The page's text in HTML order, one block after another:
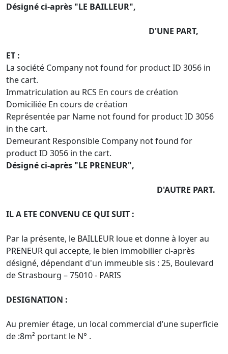
Désigné ci-après "LE BAILLEUR",
D'UNE PART,
ET :
La société Company not found for product ID 3056 in
the cart.
Immatriculation au RCS En cours de création
Domiciliée En cours de création
Représentée par Name not found for product ID 3056
in the cart.
Demeurant Responsible Company not found for
product ID 3056 in the cart.
Désigné ci-après "LE PRENEUR",
D'AUTRE PART.
IL A ETE CONVENU CE QUI SUIT :
Par la présente, le BAILLEUR loue et donne à loyer au
PRENEUR qui accepte, le bien immobilier ci-après
désigné, dépendant d'un immeuble sis : 25, Boulevard
de Strasbourg – 75010 - PARIS
DESIGNATION :
Au premier étage, un local commercial d’une superficie
de :8m² portant le N° .